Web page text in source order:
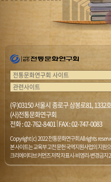
(우)03150 서울시 종로구 삼봉로81, 1332
(사)전통문화연구회
전화 :02-762-8401|FAX : 02-747-0083
Copyright (c) 2022 전통문화연구회 All rights
본 사이트는 교육부 고전문헌 국역지원사업의 지원
크리에이티브 커먼즈 저작자표시-비영리-변경금지